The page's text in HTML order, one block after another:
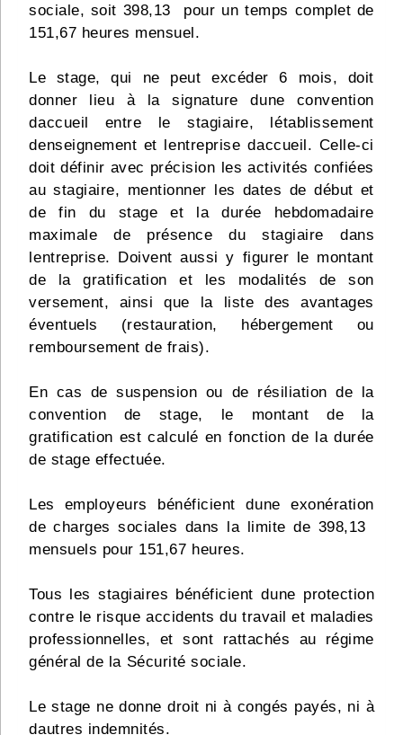
sociale, soit 398,13  pour un temps complet de
151,67 heures mensuel.
Le stage, qui ne peut excéder 6 mois, doit
donner lieu à la signature dune convention
daccueil entre le stagiaire, létablissement
denseignement et lentreprise daccueil. Celle-ci
doit définir avec précision les activités confiées
au stagiaire, mentionner les dates de début et
de fin du stage et la durée hebdomadaire
maximale de présence du stagiaire dans
lentreprise. Doivent aussi y figurer le montant
de la gratification et les modalités de son
versement, ainsi que la liste des avantages
éventuels (restauration, hébergement ou
remboursement de frais).
En cas de suspension ou de résiliation de la
convention de stage, le montant de la
gratification est calculé en fonction de la durée
de stage effectuée.
Les employeurs bénéficient dune exonération
de charges sociales dans la limite de 398,13 
mensuels pour 151,67 heures.
Tous les stagiaires bénéficient dune protection
contre le risque accidents du travail et maladies
professionnelles, et sont rattachés au régime
général de la Sécurité sociale.
Le stage ne donne droit ni à congés payés, ni à
dautres indemnités.